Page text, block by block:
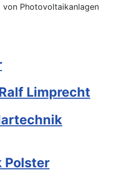
von Photovoltaikanlagen
Limprecht
Polster